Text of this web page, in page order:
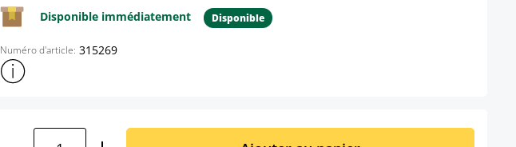
Disponible immédiatement Disponible
Numéro d'article: 315269
Afficher plus d'informations sur le produit
Quantité de produit : Entrez la quantité souhaitée ou